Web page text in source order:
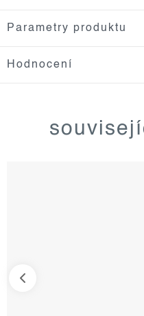
Parametry produktu
Hodnocení